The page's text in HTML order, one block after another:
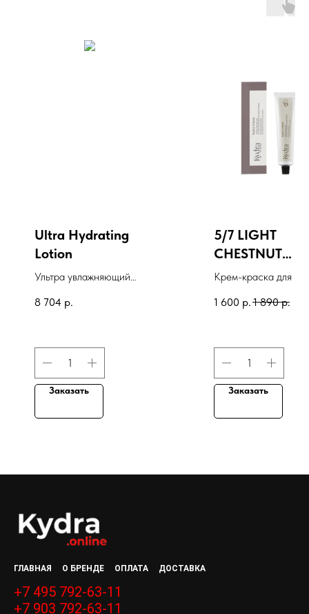
Ultra Hydrating
Lotion
Ультра увлажняющий
8 704 р.
Заказать
5/7 LIGHT
CHESTNUT
BROWN
hair color
Крем-краска для
1 600 р. 1 890 р.
Заказать
ГЛАВНАЯ О БРЕНДЕ ОПЛАТА ДОСТАВКА
+7 495 792-63-11
+7 903 792-63-11